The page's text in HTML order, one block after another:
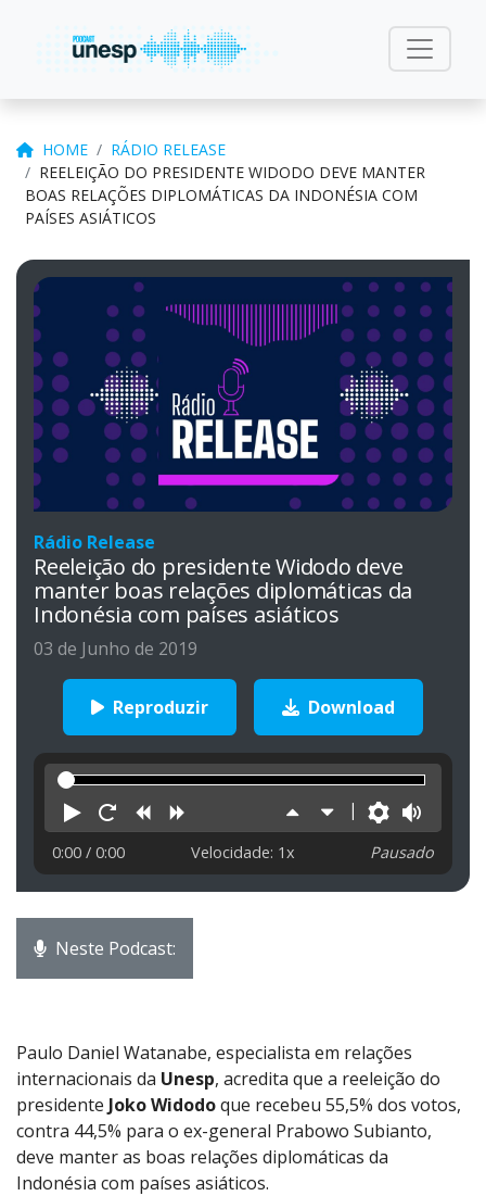
HOME
RÁDIO RELEASE
REELEIÇÃO DO PRESIDENTE WIDODO DEVE MANTER
BOAS RELAÇÕES DIPLOMÁTICAS DA INDONÉSIA COM
PAÍSES ASIÁTICOS
Rádio Release
Reeleição do presidente Widodo deve
manter boas relações diplomáticas da
Indonésia com países asiáticos
03 de Junho de 2019
Reproduzir Download
Reproduzir
ReiniciarRetroceder
Aumentar
velocidade
Diminuir
velocidade
0:00 / 0:00 Velocidade: 1x Pausado
Neste Podcast:
Paulo Daniel Watanabe, especialista em relações
internacionais da Unesp, acredita que a reeleição do
presidente Joko Widodoque recebeu 55,5% dos votos,
contra 44,5% para o ex-general Prabowo Subianto,
deve manter as boas relações diplomáticas da
Indonésia com países asiáticos.